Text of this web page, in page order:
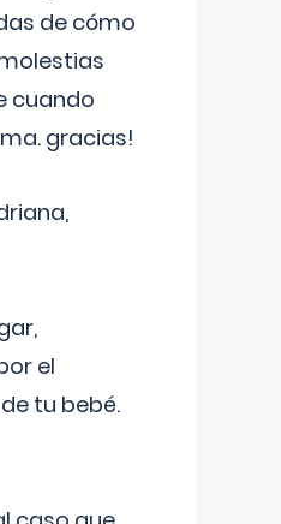
de cómo
cuando
gracias!
el
tu bebé.